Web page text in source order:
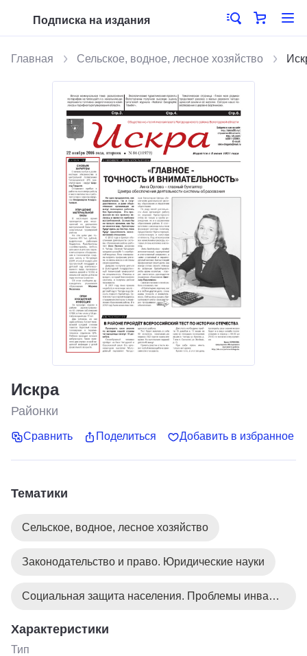
Подписка на издания
Главная Сельское, водное, лесное хозяйство
Искра
Районки
Сравнить Поделиться Добавить в избранное
Тематики
Сельское, водное, лесное хозяйство
Законодательство и право. Юридические науки
Социальная защита населения. Проблемы инвалидов
Характеристики
Тип